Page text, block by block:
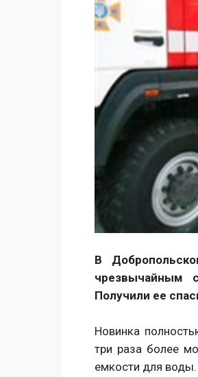
В
чрезвычайным
Получили ее
Новинка
три раза более
емкости для воды.